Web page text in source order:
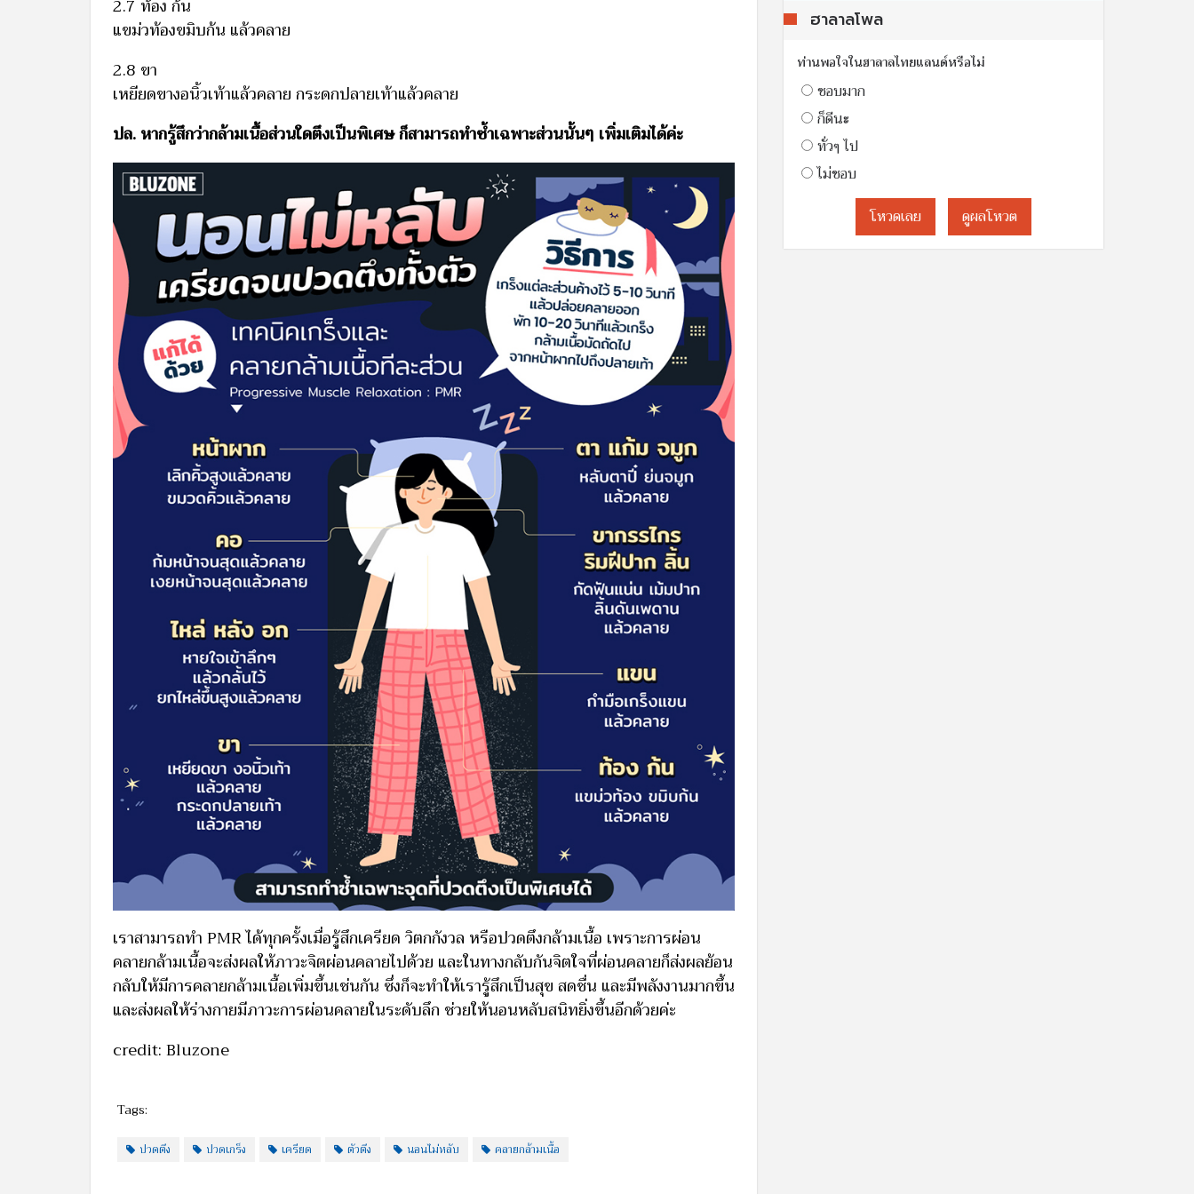
2.7 ท้อง ก้น
แขม่วท้องขมิบก้น แล้วคลาย
2.8 ขา
เหยียดขางอนิ้วเท้าแล้วคลาย กระดกปลายเท้าแล้วคลาย
ปล. หากรู้สึกว่ากล้ามเนื้อส่วนใดตึงเป็นพิเศษ ก็สามารถทำซ้ำเฉพาะส่วนนั้นๆ เพิ่มเติมได้ค่ะ
เราสามารถทำ PMR ได้ทุกครั้งเมื่อรู้สึกเครียด วิตกกังวล หรือปวดตึงกล้ามเนื้อ เพราะการผ่อน
คลายกล้ามเนื้อจะส่งผลให้ภาวะจิตผ่อนคลายไปด้วย และในทางกลับกันจิตใจที่ผ่อนคลายก็ส่งผลย้อน
กลับให้มีการคลายกล้ามเนื้อเพิ่มขึ้นเช่นกัน ซึ่งก็จะทำให้เรารู้สึกเป็นสุข สดชื่น และมีพลังงานมากขึ้น
และส่งผลให้ร่างกายมีภาวะการผ่อนคลายในระดับลึก ช่วยให้นอนหลับสนิทยิ่งขึ้นอีกด้วยค่ะ
credit: Bluzone
Tags:
ปวดตึง ปวดเกร็ง เครียด ตัวตึง นอนไม่หลับ คลายกล้ามเนื้อ
ฮาลาลโพล
ท่านพอใจในฮาลาลไทยแลนด์หรือไม่
ชอบมาก
ก็ดีนะ
ทั่วๆ ไป
ไม่ชอบ
โหวดเลย
ดูผลโหวต